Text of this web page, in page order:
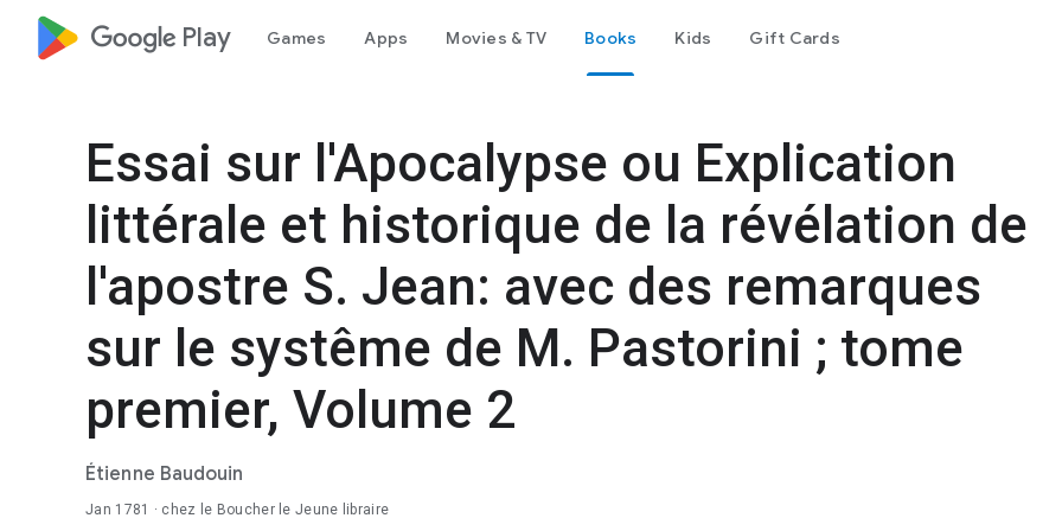
google_logo Play Games Apps Movies & TV Books Kids Gift Cards
Essai sur l'Apocalypse ou Explication
littérale et historique de la révélation de
l'apostre S. Jean: avec des remarques
sur le systême de M. Pastorini ; tome
premier, Volume 2
Étienne Baudouin
Jan 1781 · chez le Boucher le Jeune libraire